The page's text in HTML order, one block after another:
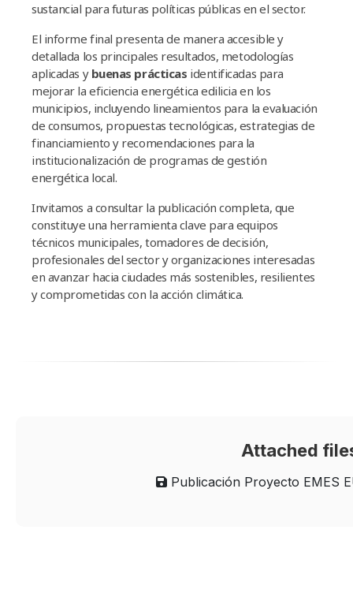
sustancial para futuras políticas públicas en el sector.
El informe final presenta de manera accesible y
detallada los principales resultados, metodologías
aplicadas y buenas prácticas identificadas para
mejorar la eficiencia energética edilicia en los
municipios, incluyendo lineamientos para la evaluación
de consumos, propuestas tecnológicas, estrategias de
financiamiento y recomendaciones para la
institucionalización de programas de gestión
energética local.
Invitamos a consultar la publicación completa, que
constituye una herramienta clave para equipos
técnicos municipales, tomadores de decisión,
profesionales del sector y organizaciones interesadas
en avanzar hacia ciudades más sostenibles, resilientes
y comprometidas con la acción climática.
Attached
Publicación Proyecto EMES